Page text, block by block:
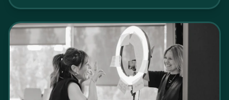
cannot simply wave a magic wand for it to be